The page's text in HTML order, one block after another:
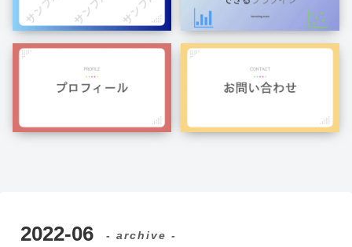
2022-06 - archive -